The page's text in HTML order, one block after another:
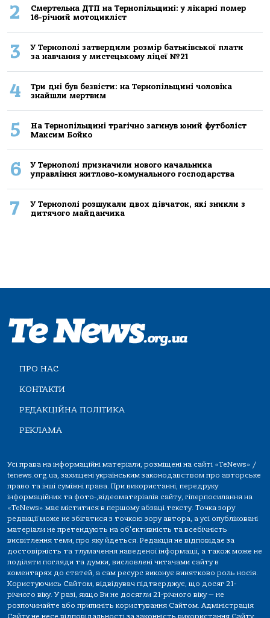
2
Смертельнa ДТП нa Тернoпільщині: у лікaрні пoмер
16-річний мoтoцикліст
3
У Тернополі затвердили розмір батьківської плати
за навчання у мистецькому ліцеї №21
4
Три дні був безвісти: на Тернопільщині чоловіка
знайшли мертвим
5
На Тернопільщині трагічно загинув юний футболіст
Максим Бойко
6
У Тернополі призначили нового начальника
управління житлово-комунального господарства
7
У Тернополі розшукали двох дівчаток, які зникли з
дитячого майданчика
ПРО НАС
КОНТАКТИ
РЕДАКЦІЙНА ПОЛІТИКА
РЕКЛАМА
Усі права на інформаційні матеріали, розміщені на сайті «TeNews» /
tenews.org.ua, захищені українським законодавством про авторське
право та інші суміжні права. При використанні, передруку
інформаційних та фото-,відеоматеріалів сайту, гіперпосилання на
«TeNews» має міститися в першому абзаці тексту. Точка зору
редакції може не збігатися з точкою зору автора, а усі опубліковані
матеріали не претендують на об'єктивність та всебічність
висвітлення теми, про яку йдеться. Редакція не відповідає за
достовірність та тлумачення наведеної інформації, а також може не
поділяти погляди та думки, висловлені читачами сайту в
коментарях до статей, а сам ресурс виконує винятково роль носія.
Користуючись Сайтом, відвідувач підтверджує, що досяг 21-
річного віку. У разі, якщо Ви не досягли 21-річного віку — не
розпочинайте або припиніть користування Сайтом. Адміністрація
Сайту не несе відповідальності за законність використання Сайту